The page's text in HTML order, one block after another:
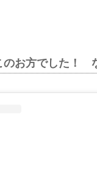
のお方でした！